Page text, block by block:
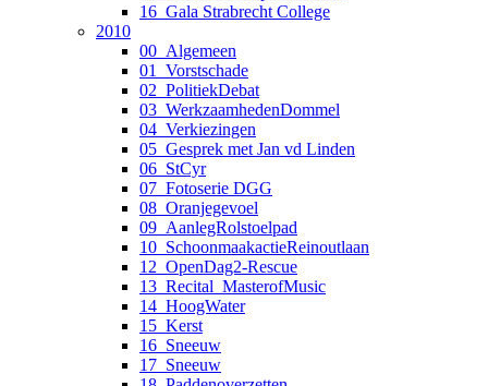
16_Gala Strabrecht College
2010
00_Algemeen
01_Vorstschade
02_PolitiekDebat
03_WerkzaamhedenDommel
04_Verkiezingen
05_Gesprek met Jan vd Linden
06_StCyr
07_Fotoserie DGG
08_Oranjegevoel
09_AanlegRolstoelpad
10_SchoonmaakactieReinoutlaan
12_OpenDag2-Rescue
13_Recital_MasterofMusic
14_HoogWater
15_Kerst
16_Sneeuw
17_Sneeuw